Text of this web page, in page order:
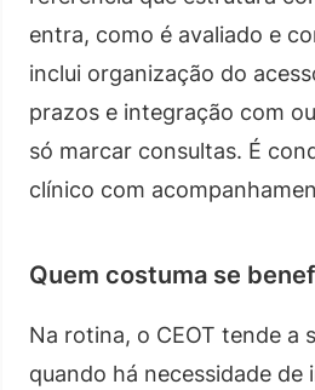
entra, como é avaliado e
inclui organização do
prazos e integração com
só marcar consultas. É
clínico com
Quem costuma se
Na rotina, o CEOT tende a
quando há necessidade de